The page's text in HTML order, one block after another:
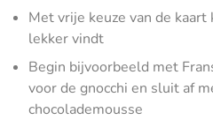
Met vrije keuze van de
lekker vindt
Begin bijvoorbeeld met
voor de gnocchi en sluit af
chocolademousse